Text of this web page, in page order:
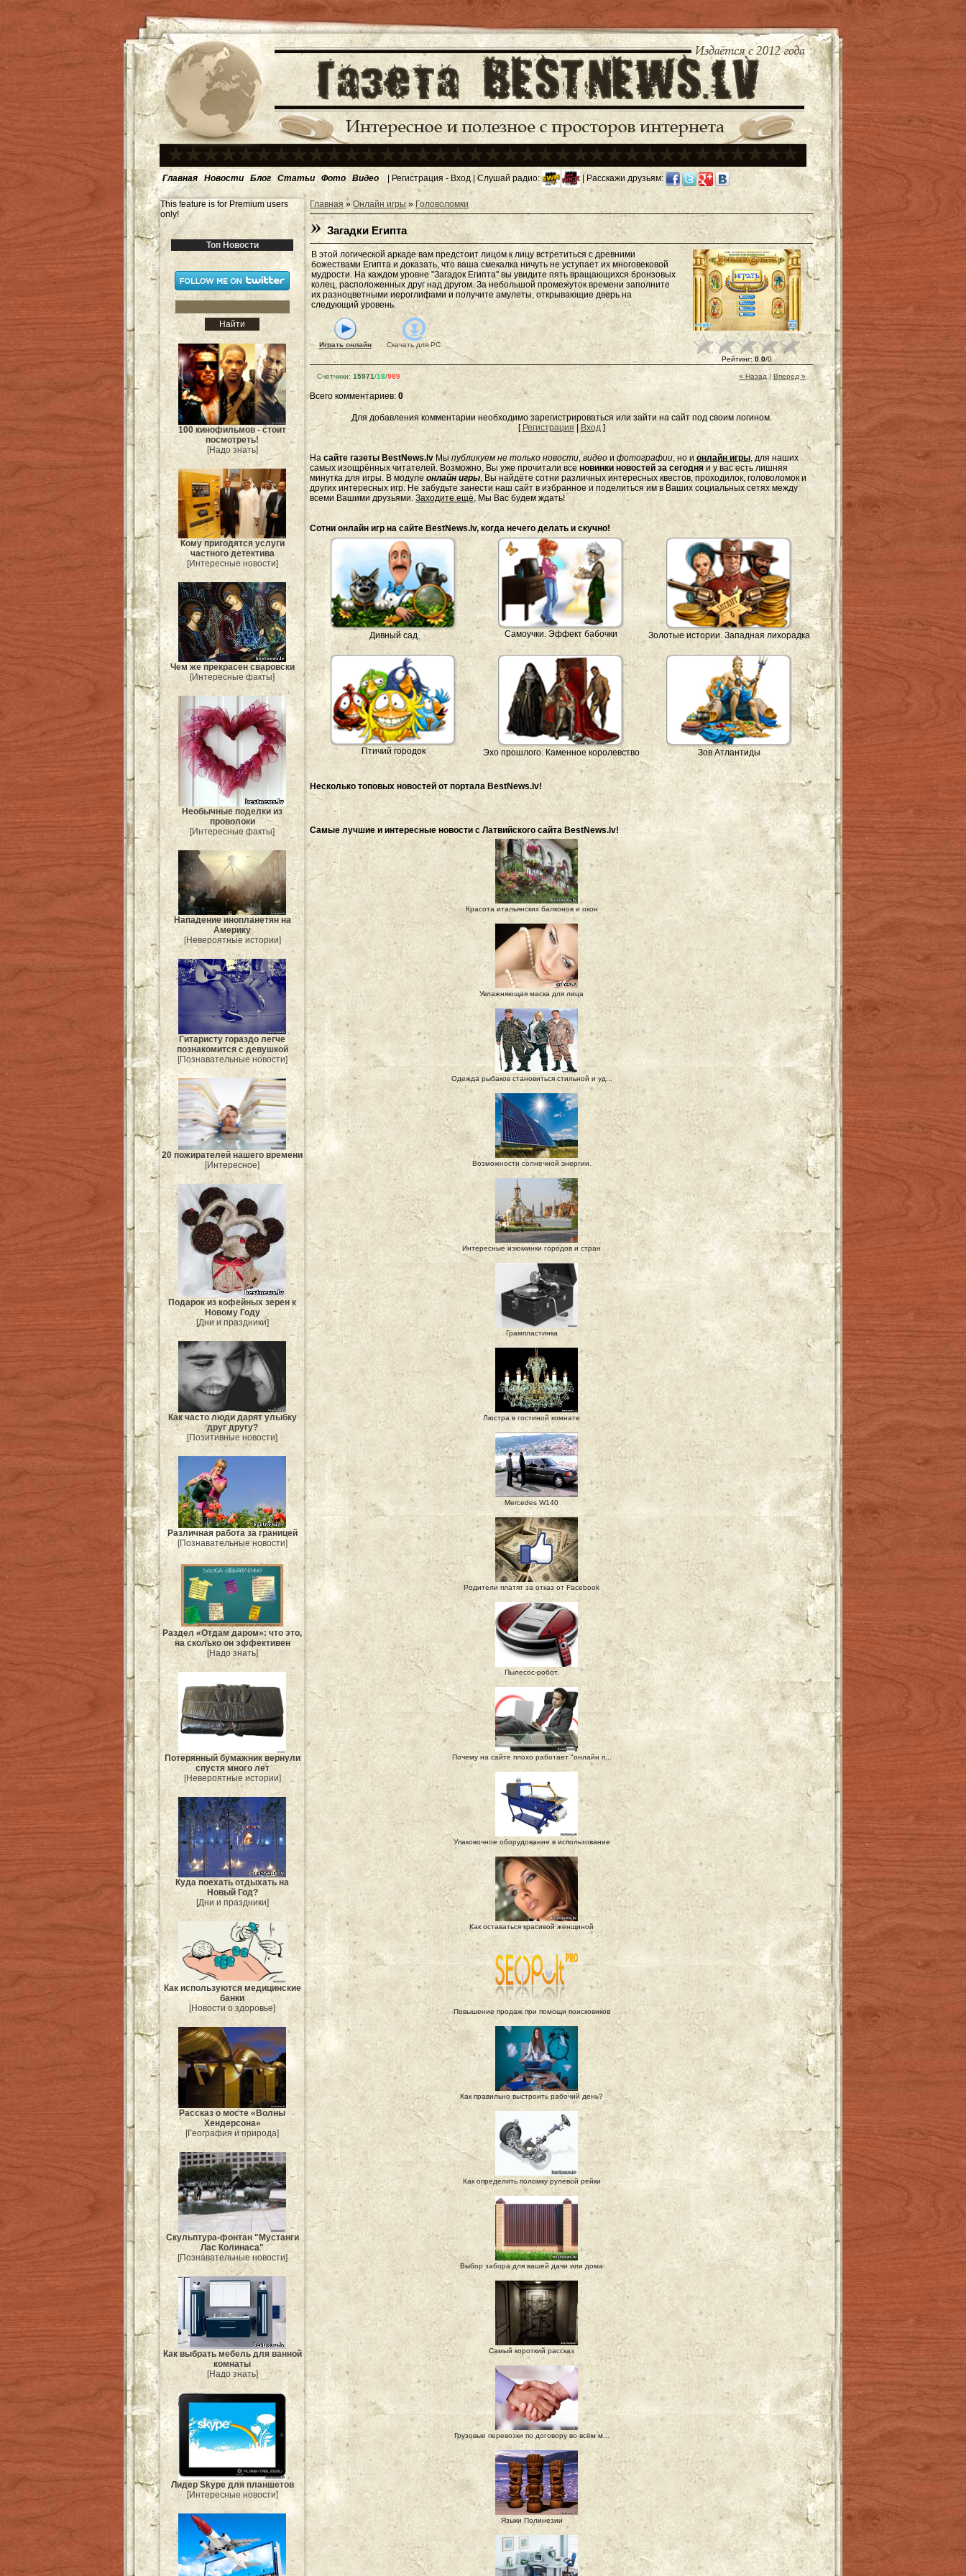
Главная Новости Блог Статьи Фото Видео | Регистрация - Вход | Слушай радио: | Расскажи друзьям:
This feature is for Premium users
only!
Топ Новости
100 кинофильмов - стоит
посмотреть!
[Надо знать]
Кому пригодятся услуги
частного детектива
[Интересные новости]
Чем же прекрасен сваровски
[Интересные факты]
Необычные поделки из
проволоки
[Интересные факты]
Нападение инопланетян на
Америку
[Невероятные истории]
Гитаристу гораздо легче
познакомится с девушкой
[Познавательные новости]
20 пожирателей нашего времени
[Интересное]
Подарок из кофейных зерен к
Новому Году
[Дни и праздники]
Как часто люди дарят улыбку
друг другу?
[Позитивные новости]
Различная работа за границей
[Познавательные новости]
Раздел «Отдам даром»: что это,
на сколько он эффективен
[Надо знать]
Потерянный бумажник вернули
спустя много лет
[Невероятные истории]
Куда поехать отдыхать на
Новый Год?
[Дни и праздники]
Как используются медицинские
банки
[Новости о здоровье]
Рассказ о мосте «Волны
Хендерсона»
[География и природа]
Скульптура-фонтан "Мустанги
Лас Колинаса"
[Познавательные новости]
Как выбрать мебель для ванной
комнаты
[Надо знать]
Лидер Skype для планшетов
[Интересные новости]
Главная » Онлайн игры » Головоломки
Загадки Египта
В этой логической аркаде вам предстоит лицом к лицу встретиться с древними
божествами Египта и доказать, что ваша смекалка ничуть не уступает их многовековой
мудрости. На каждом уровне "Загадок Египта" вы увидите пять вращающихся бронзовых
колец, расположенных друг над другом. За небольшой промежуток времени заполните
их разноцветными иероглифами и получите амулеты, открывающие дверь на
следующий уровень.
Играть онлайн Скачать дляPC
Рейтинг: 0.0/0
« Назад| Вперед »
Счетчики: 15971/18/989
Всего комментариев: 0
Для добавления комментарии необходимо зарегистрироваться или зайти на сайт под своим логином.
[ Регистрация Вход]
На сайте газеты BestNews.lv Мыпубликуем не только новости,видео и фотографии, но и онлайн игры, для наших
самых изощрённых читателей. Возможно, Вы уже прочитали всеновинки новостей за сегодня и у вас есть лишняя
минутка для игры. В модуле онлайн игры, Вы найдёте сотни различных интересных квестов, проходилок, головоломок и
других интересных игр. Не забудьте занести наш сайт в избранное и поделиться им в Ваших социальных сетях между
всеми Вашими друзьями. Заходите ещё, Мы Вас будем ждать!
Сотни онлайн игр на сайте BestNews.lv, когда нечего делать и скучно!
Дивный сад Самоучки. Эффект бабочки Золотые истории. Западная лихорадка
Птичий городок Эхо прошлого. Каменное королевство Зов Атлантиды
Несколько топовых новостей от портала BestNews.lv!
Самые лучшие и интересные новости с Латвийского сайта BestNews.lv!
Красота итальянских балконов и окон
Увлажняющая маска для лица
Одежда рыбаков становиться стильной и уд...
Возможности солнечной энергии.
Интересные изюминки городов и стран
Грампластинка
Люстра в гостиной комнате
Mercedes W140
Родители платят за отказ от Facebook
Пылесос-робот.
Почему на сайте плохо работает "онлайн п...
Упаковочное оборудование в использование
Как оставаться красивой женщиной
Повышение продаж при помощи поисковиков
Как правильно выстроить рабочий день?
Как определить поломку рулевой рейки
Выбор забора для вашей дачи или дома
Самый короткий рассказ
Грузовые перевозки по договору во всём м...
Языки Полинезии